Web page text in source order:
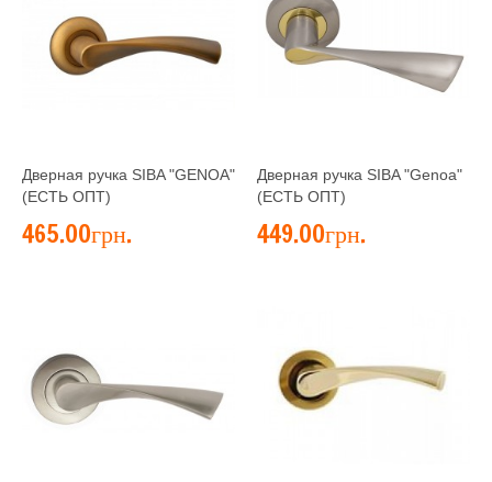
Дверная ручка SIBA "GENOA"
(ЕСТЬ ОПТ)
465.00грн.
Дверная ручка SIBA "Genoa"
(ЕСТЬ ОПТ)
449.00грн.